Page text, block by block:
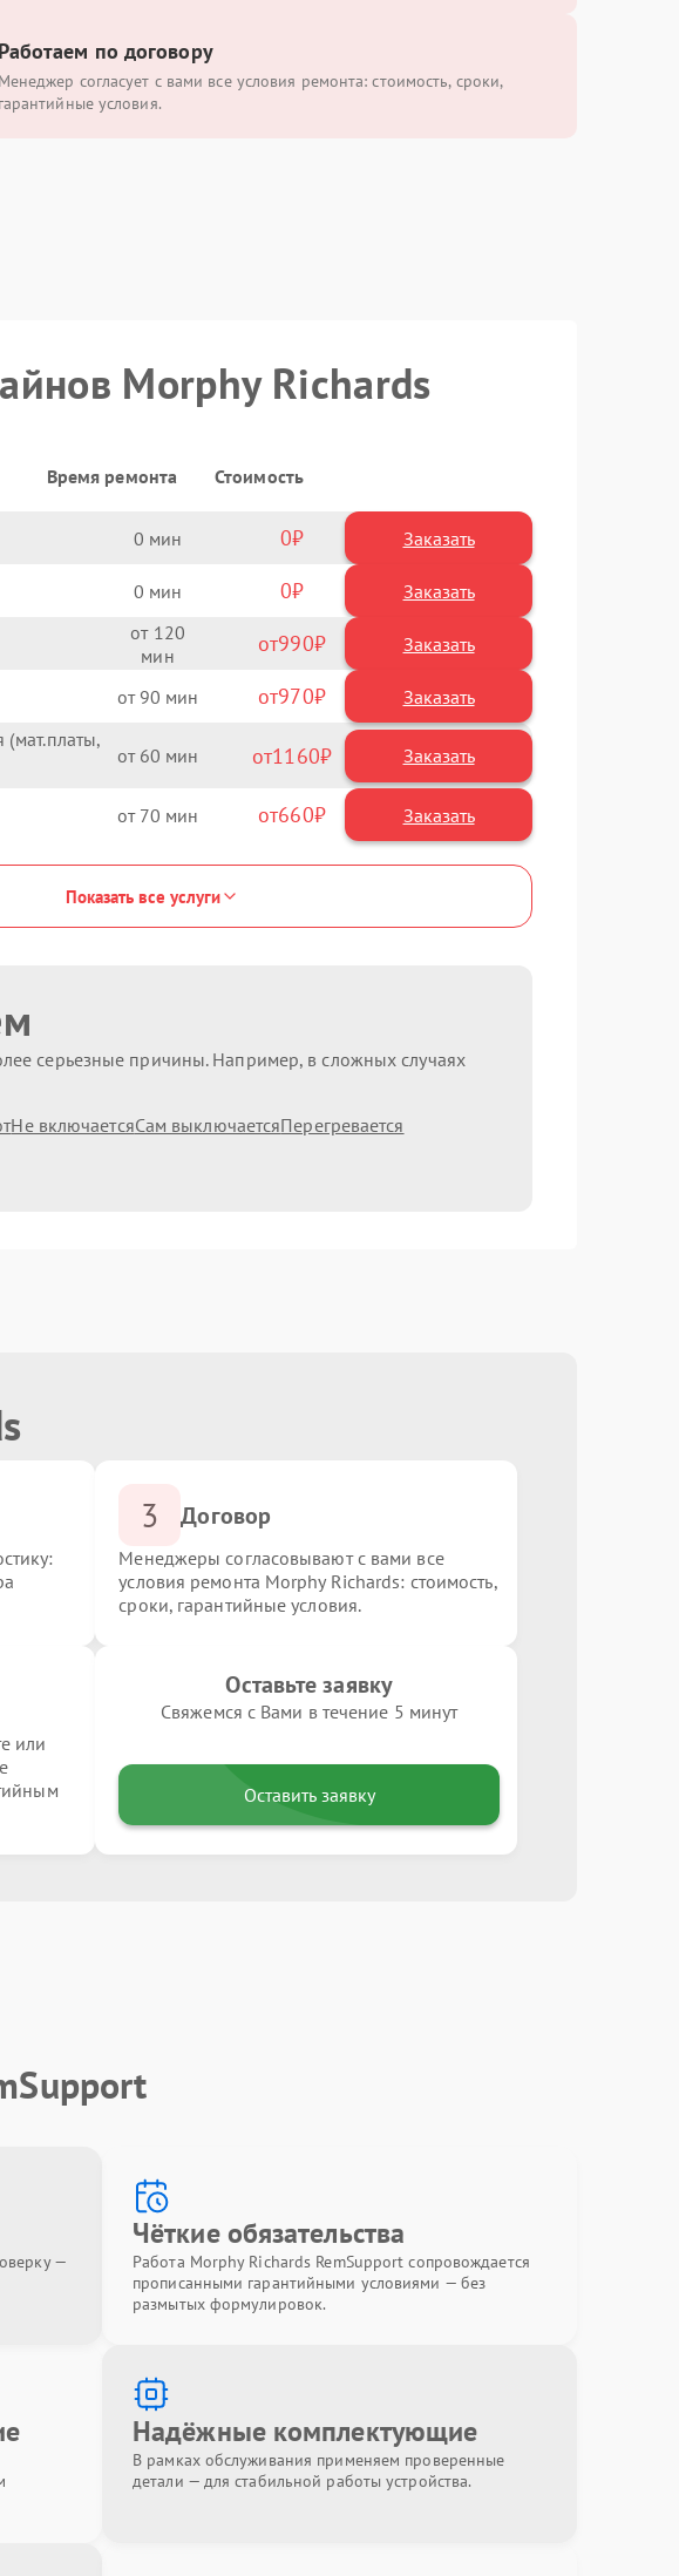
Работаем по договору
Менеджер согласует с вами все условия ремонта: стоимость, сроки,
гарантийные условия.
Morphy Richards
Время ремонта Стоимость
0 0 Заказать
0 0 Заказать
120 990
90 970
(мат.платы,
60 1160
70 660
Показать все услуги
серьезные причины. Например, в сложных случаях
Не включаетсяСам выключаетсяПерегревается
3 Договор
Менеджеры согласовывают с вами все
условия ремонта Morphy Richards: стоимость,
сроки, гарантийные условия.
или
Оставьте заявку
Свяжемся с Вами в течение 5 минут
Оставить заявку
—
Чёткие обязательства
Работа Morphy Richards RemSupport сопровождается
прописанными гарантийными условиями — без
размытых формулировок.
Надёжные комплектующие
В рамках обслуживания применяем проверенные
детали — для стабильной работы устройства.